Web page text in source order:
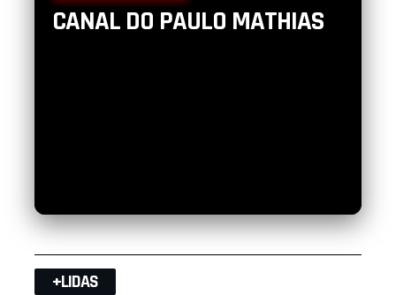
CANAL DO PAULO MATHIAS
+LIDAS